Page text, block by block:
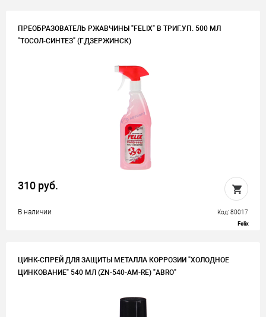
ПРЕОБРАЗОВАТЕЛЬ РЖАВЧИНЫ "FЕLIX" В ТРИГ.УП. 500 МЛ
"ТОСОЛ-СИНТЕЗ" (Г.ДЗЕРЖИНСК)
310 руб.
В наличии Код: 80017
Felix
ЦИНК-СПРЕЙ ДЛЯ ЗАЩИТЫ МЕТАЛЛА КОРРОЗИИ "ХОЛОДНОЕ
ЦИНКОВАНИЕ" 540 МЛ (ZN-540-AM-RE) "ABRO"